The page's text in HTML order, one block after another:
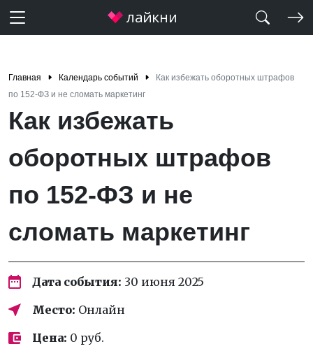
Главная Календарь событий
Как избежать оборотных штрафов
по 152-ФЗ и не сломать маркетинг
Как избежать
оборотных штрафов
по 152-ФЗ и не
сломать маркетинг
Дата события: 30 июня 2025
Место: Онлайн
Цена: 0 руб.